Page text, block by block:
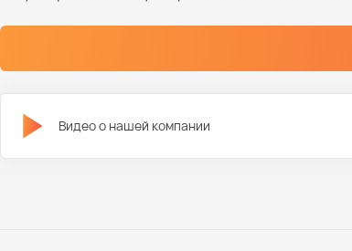
Видео о нашей компании